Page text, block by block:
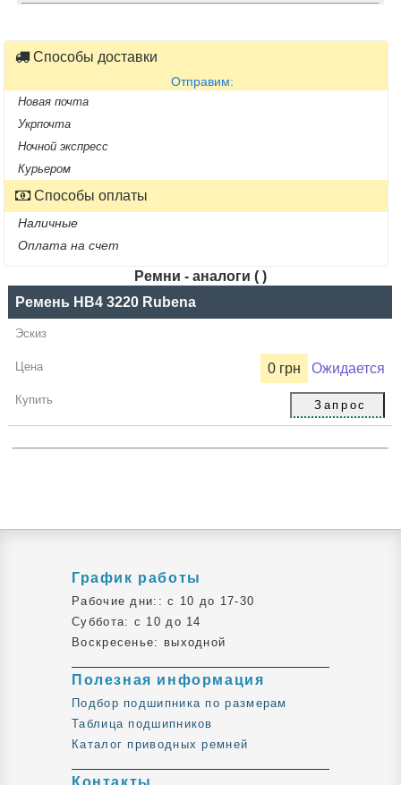
Способы доставки
Отправим:
Новая почта
Укрпочта
Ночной экспресс
Курьером
Способы оплаты
Наличные
Оплата на счет
Ремни - аналоги ( )
Название
грн
Ремень HB4 3220 Rubena
0 грн Ожидается
График работы
Рабочие дни:: c 10 до 17-30
Суббота: c 10 до 14
Воскресенье: выходной
Полезная информация
Подбор подшипника по размерам
Таблица подшипников
Каталог приводных ремней